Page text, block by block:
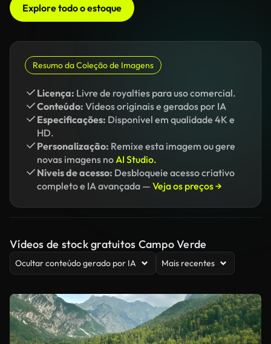
Explore todo o estoque
Resumo da Coleção de Imagens
Licença: Livre de royalties para uso comercial.
Conteúdo: Vídeos originais e gerados por IA
Especificações: Disponível em qualidade 4K e
HD.
Personalização: Remixe esta imagem ou gere
novas imagens noAI Studio.
Níveis de acesso: Desbloqueie acesso criativo
completo e IA avançada — Veja os preços →
Vídeos de stock gratuitos Campo Verde
Ocultar conteúdo gerado por IA Mais recentes